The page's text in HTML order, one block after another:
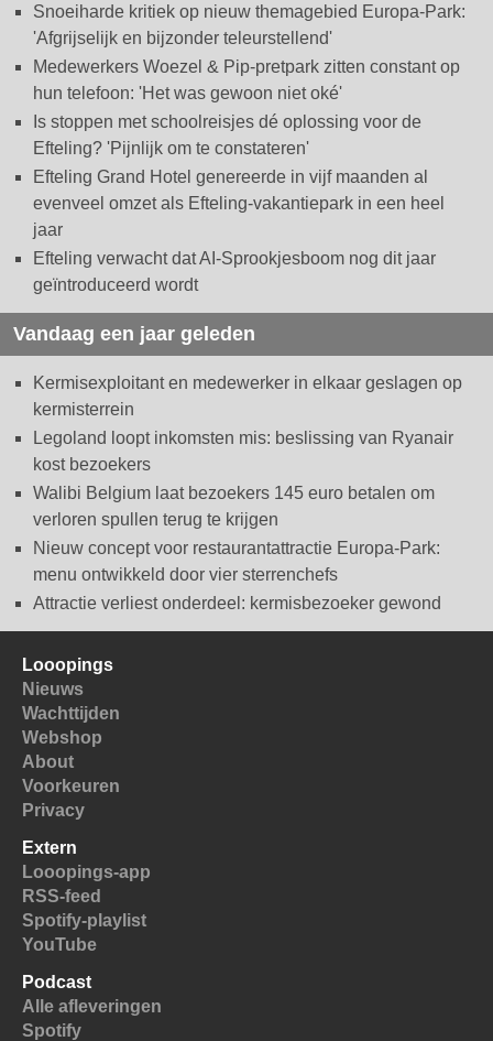
Snoeiharde kritiek op nieuw themagebied Europa-Park:
'Afgrijselijk en bijzonder teleurstellend'
Medewerkers Woezel & Pip-pretpark zitten constant op
hun telefoon: 'Het was gewoon niet oké'
Is stoppen met schoolreisjes dé oplossing voor de
Efteling? 'Pijnlijk om te constateren'
Efteling Grand Hotel genereerde in vijf maanden al
evenveel omzet als Efteling-vakantiepark in een heel
jaar
Efteling verwacht dat AI-Sprookjesboom nog dit jaar
geïntroduceerd wordt
Vandaag een jaar geleden
Kermisexploitant en medewerker in elkaar geslagen op
kermisterrein
Legoland loopt inkomsten mis: beslissing van Ryanair
kost bezoekers
Walibi Belgium laat bezoekers 145 euro betalen om
verloren spullen terug te krijgen
Nieuw concept voor restaurantattractie Europa-Park:
menu ontwikkeld door vier sterrenchefs
Attractie verliest onderdeel: kermisbezoeker gewond
Looopings
Nieuws
Wachttijden
Webshop
About
Voorkeuren
Privacy
Extern
Looopings-app
RSS-feed
Spotify-playlist
YouTube
Podcast
Alle afleveringen
Spotify